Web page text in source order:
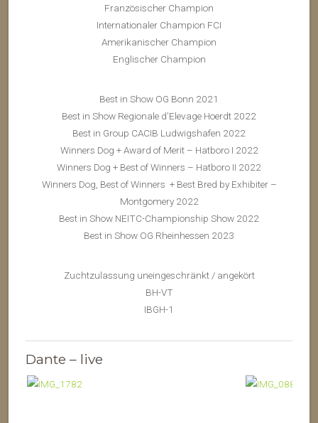
Französischer Champion
Internationaler Champion FCI
Amerikanischer Champion
Englischer Champion
Best in Show OG Bonn 2021
Best in Show Regionale d’Elevage Hoerdt 2022
Best in Group CACIB Ludwigshafen 2022
Winners Dog + Award of Merit – Hatboro I 2022
Winners Dog + Best of Winners – Hatboro II 2022
Winners Dog, Best of Winners + Best Bred by Exhibiter –
Montgomery 2022
Best in Show NEITC-Championship Show 2022
Best in Show OG Rheinhessen 2023
Zuchtzulassung uneingeschränkt / angekört
BH-VT
IBGH-1
Dante – live